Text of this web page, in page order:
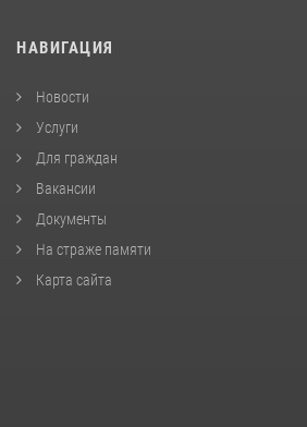
НАВИГАЦИЯ
Новости
Услуги
Для граждан
Вакансии
Документы
На страже памяти
Карта сайта